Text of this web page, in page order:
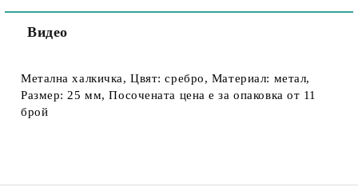
Видео
Метална халкичка, Цвят: сребро, Материал: метал,
Размер: 25 мм, Посочената цена е за опаковка от 11
брой